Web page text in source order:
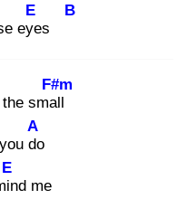
eye
E
s
B
small
F#m
do
A
E
d me